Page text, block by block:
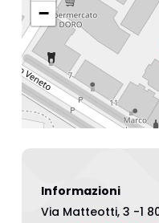
−
Informazioni
Via Matteotti, 3 -1